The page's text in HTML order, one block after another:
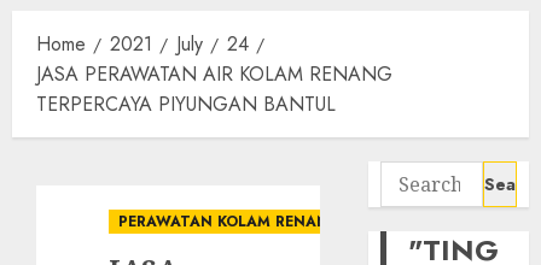
Home 2021 July
24
JASA PERAWATAN AIR KOLAM RENANG
TERPERCAYA PIYUNGAN BANTUL
PERAWATAN KOLAM RENANG
Search
for:
"TING